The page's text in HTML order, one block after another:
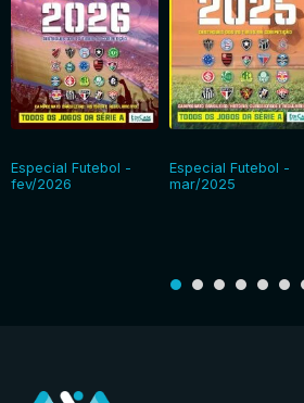
Especial Futebol -
fev/2026
Especial Futebol -
mar/2025